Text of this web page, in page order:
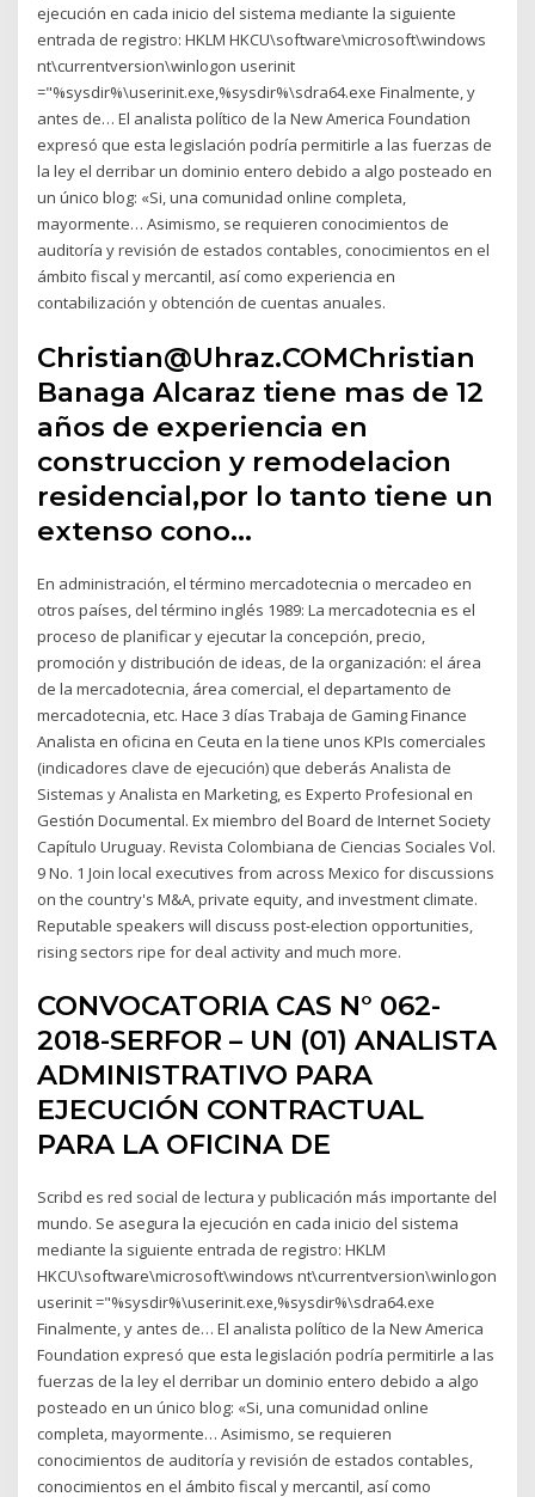
ejecución en cada inicio del sistema mediante la siguiente
entrada de registro: HKLM HKCU\software\microsoft\windows
nt\currentversion\winlogon userinit
="%sysdir%\userinit.exe,%sysdir%\sdra64.exe Finalmente, y
antes de… El analista político de la New America Foundation
expresó que esta legislación podría permitirle a las fuerzas de
la ley el derribar un dominio entero debido a algo posteado en
un único blog: «Si, una comunidad online completa,
mayormente… Asimismo, se requieren conocimientos de
auditoría y revisión de estados contables, conocimientos en el
ámbito fiscal y mercantil, así como experiencia en
contabilización y obtención de cuentas anuales.
Christian@Uhraz.COMChristian
Banaga Alcaraz tiene mas de 12
años de experiencia en
construccion y remodelacion
residencial,por lo tanto tiene un
extenso cono…
En administración, el término mercadotecnia o mercadeo en
otros países, del término inglés 1989: La mercadotecnia es el
proceso de planificar y ejecutar la concepción, precio,
promoción y distribución de ideas, de la organización: el área
de la mercadotecnia, área comercial, el departamento de
mercadotecnia, etc. Hace 3 días Trabaja de Gaming Finance
Analista en oficina en Ceuta en la tiene unos KPIs comerciales
(indicadores clave de ejecución) que deberás Analista de
Sistemas y Analista en Marketing, es Experto Profesional en
Gestión Documental. Ex miembro del Board de Internet Society
Capítulo Uruguay. Revista Colombiana de Ciencias Sociales Vol.
9 No. 1 Join local executives from across Mexico for discussions
on the country's M&A, private equity, and investment climate.
Reputable speakers will discuss post-election opportunities,
rising sectors ripe for deal activity and much more.
CONVOCATORIA CAS N° 062-
2018-SERFOR – UN (01) ANALISTA
ADMINISTRATIVO PARA
EJECUCIÓN CONTRACTUAL
PARA LA OFICINA DE
Scribd es red social de lectura y publicación más importante del
mundo. Se asegura la ejecución en cada inicio del sistema
mediante la siguiente entrada de registro: HKLM
HKCU\software\microsoft\windows nt\currentversion\winlogon
userinit ="%sysdir%\userinit.exe,%sysdir%\sdra64.exe
Finalmente, y antes de… El analista político de la New America
Foundation expresó que esta legislación podría permitirle a las
fuerzas de la ley el derribar un dominio entero debido a algo
posteado en un único blog: «Si, una comunidad online
completa, mayormente… Asimismo, se requieren
conocimientos de auditoría y revisión de estados contables,
conocimientos en el ámbito fiscal y mercantil, así como